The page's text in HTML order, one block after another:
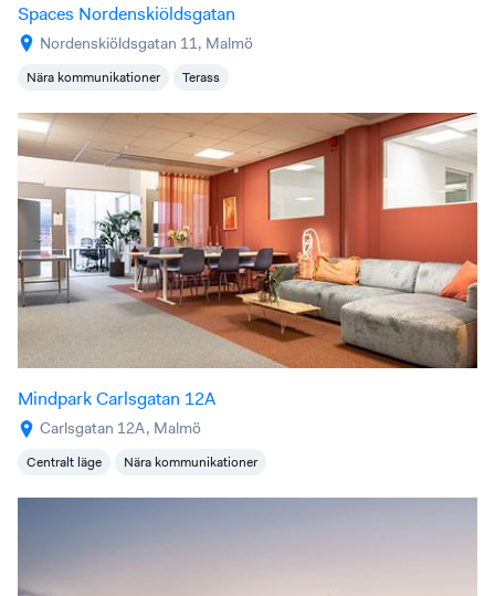
Spaces Nordenskiöldsgatan
Nordenskiöldsgatan 11, Malmö
Nära kommunikationer Terass
Mindpark Carlsgatan 12A
Carlsgatan 12A, Malmö
Centralt läge Nära kommunikationer